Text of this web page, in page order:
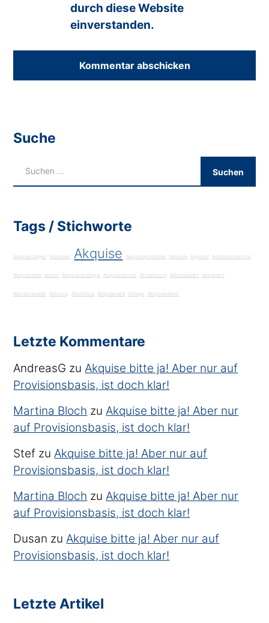
durch diese Website
einverstanden.
Suche
Tags / Stichworte
Akquisefragen Adressen Akquise Akquiseprobleme Adresse Agentur Adressrecherche
Akquiseidee Action Akquisestrategie Akquiseanrufe Abmahnung Adressdaten Akquiriert
Abmahnanwalt Achtung Abschluss Akquisecard Absage Akquiseideen
Letzte Kommentare
AndreasG zuAkquise bitte ja! Aber nur auf
Provisionsbasis, ist doch klar!
Martina Bloch zuAkquise bitte ja! Aber nur
auf Provisionsbasis, ist doch klar!
Stef zuAkquise bitte ja! Aber nur auf
Provisionsbasis, ist doch klar!
Martina Bloch zuAkquise bitte ja! Aber nur
auf Provisionsbasis, ist doch klar!
Dusan zuAkquise bitte ja! Aber nur auf
Provisionsbasis, ist doch klar!
Letzte Artikel